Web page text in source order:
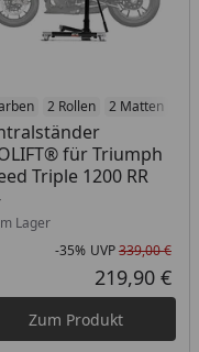
Add-Ons 2 Branding-Optionen
Preis
2 Rollen 2 Matten
für Triumph
Triple 1200 RR
am Lager
Lager
-35% UVP339,00 €
219,90 €
Zum Produkt